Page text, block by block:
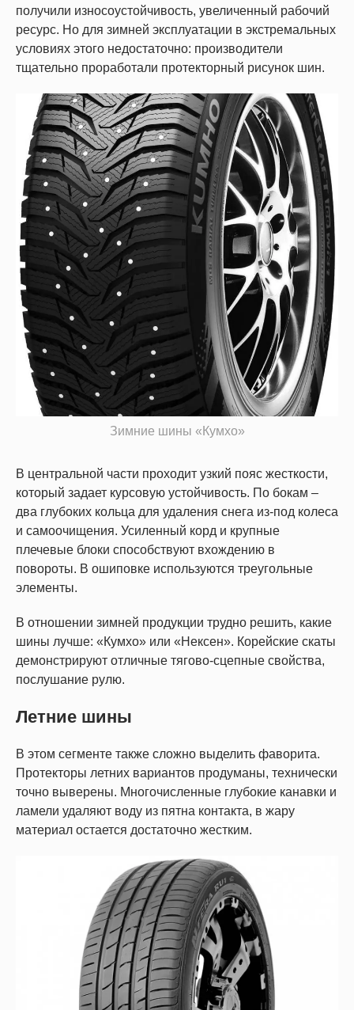
получили износоустойчивость, увеличенный рабочий
ресурс. Но для зимней эксплуатации в экстремальных
условиях этого недостаточно: производители
тщательно проработали протекторный рисунок шин.
Зимние шины «Кумхо»
В центральной части проходит узкий пояс жесткости,
который задает курсовую устойчивость. По бокам –
два глубоких кольца для удаления снега из-под колеса
и самоочищения. Усиленный корд и крупные
плечевые блоки способствуют вхождению в
повороты. В ошиповке используются треугольные
элементы.
В отношении зимней продукции трудно решить, какие
шины лучше: «Кумхо» или «Нексен». Корейские скаты
демонстрируют отличные тягово-сцепные свойства,
послушание рулю.
Летние шины
В этом сегменте также сложно выделить фаворита.
Протекторы летних вариантов продуманы, технически
точно выверены. Многочисленные глубокие канавки и
ламели удаляют воду из пятна контакта, в жару
материал остается достаточно жестким.